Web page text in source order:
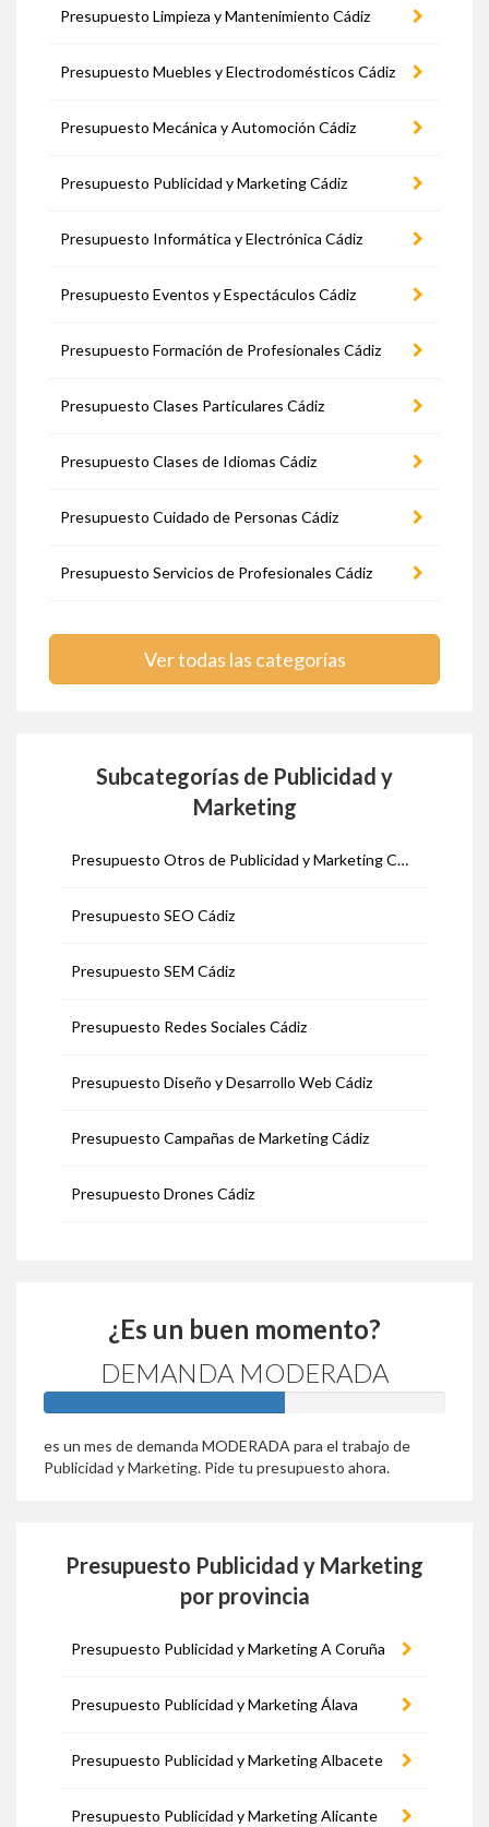
Presupuesto Limpieza y Mantenimiento Cádiz
Presupuesto Muebles y Electrodomésticos Cádiz
Presupuesto Mecánica y Automoción Cádiz
Presupuesto Publicidad y Marketing Cádiz
Presupuesto Informática y Electrónica Cádiz
Presupuesto Eventos y Espectáculos Cádiz
Presupuesto Formación de Profesionales Cádiz
Presupuesto Clases Particulares Cádiz
Presupuesto Clases de Idiomas Cádiz
Presupuesto Cuidado de Personas Cádiz
Presupuesto Servicios de Profesionales Cádiz
Ver todas las categorías
Subcategorías de Publicidad y
Marketing
Presupuesto Otros de Publicidad y Marketing Cádiz
Presupuesto SEO Cádiz
Presupuesto SEM Cádiz
Presupuesto Redes Sociales Cádiz
Presupuesto Diseño y Desarrollo Web Cádiz
Presupuesto Campañas de Marketing Cádiz
Presupuesto Drones Cádiz
¿Es un buen momento?
DEMANDA MODERADA
es un mes de demanda MODERADA para el trabajo de
Publicidad y Marketing. Pide tu presupuesto ahora.
Presupuesto Publicidad y Marketing
por provincia
Presupuesto Publicidad y Marketing A Coruña
Presupuesto Publicidad y Marketing Álava
Presupuesto Publicidad y Marketing Albacete
Presupuesto Publicidad y Marketing Alicante